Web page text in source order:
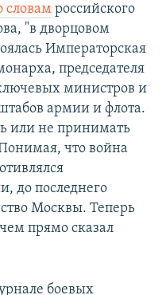
словам российского
"в дворцовом
Императорская
председателя
министров и
армии и флота.
или не принимать
что война
до последнего
Москвы. Теперь
прямо сказал
боевых